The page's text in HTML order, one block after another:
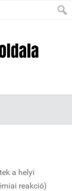
a helyi
reakció)